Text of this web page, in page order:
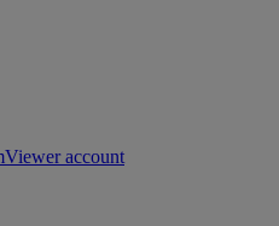
account